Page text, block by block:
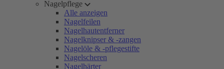
Nagelpflege
Alle anzeigen
Nagelfeilen
Nagelhautentferner
Nagelknipser & -zangen
Nagelöle & -pflegestifte
Nagelscheren
Nagelhärter